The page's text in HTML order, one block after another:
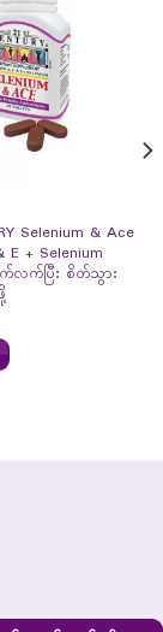
Selenium & Ace
E + Selenium
လက်ပြီး စိတ်သွား